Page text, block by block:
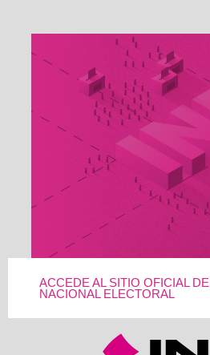
ACCEDE AL SITIO OFICIAL
NACIONAL ELECTORAL